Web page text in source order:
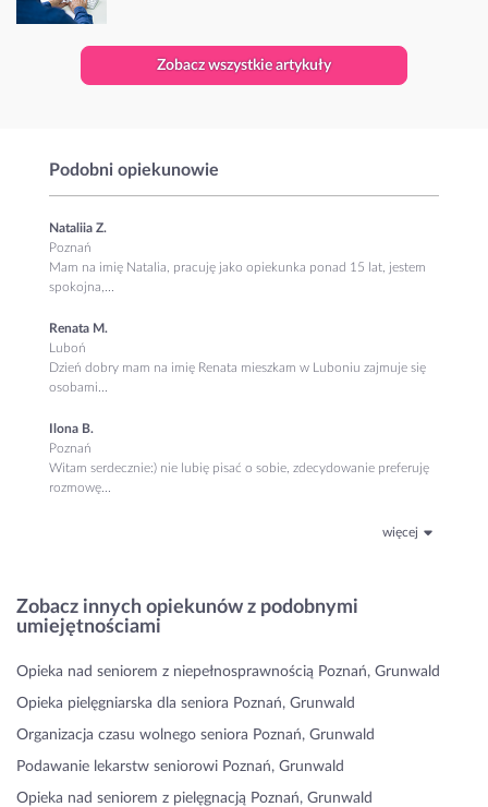
Zobacz wszystkie artykuły
Podobni opiekunowie
Nataliia Z.
Poznań
Mam na imię Natalia, pracuję jako opiekunka ponad 15 lat, jestem
spokojna,...
Renata M.
Luboń
Dzień dobry mam na imię Renata mieszkam w Luboniu zajmuje się
osobami...
Ilona B.
Poznań
Witam serdecznie:) nie lubię pisać o sobie, zdecydowanie preferuję
rozmowę...
więcej
Zobacz innych opiekunów z podobnymi
umiejętnościami
Opieka nad seniorem z niepełnosprawnością Poznań, Grunwald
Opieka pielęgniarska dla seniora Poznań, Grunwald
Organizacja czasu wolnego seniora Poznań, Grunwald
Podawanie lekarstw seniorowi Poznań, Grunwald
Opieka nad seniorem z pielęgnacją Poznań, Grunwald